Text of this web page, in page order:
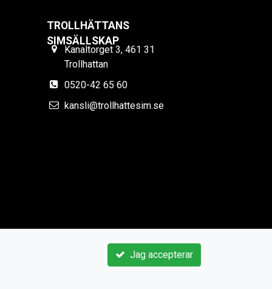
TROLLHÄTTANS
SIMSÄLLSKAP
Kanaltorget 3, 461 31
Trollhattan
0520-42 65 60
kansli@trollhattesim.se
Jag accepterar